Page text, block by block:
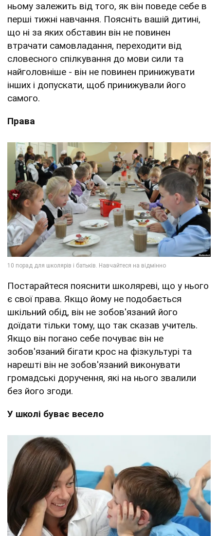
ньому залежить від того, як він поведе себе в
перші тижні навчання. Поясніть вашій дитині,
що ні за яких обставин він не повинен
втрачати самовладання, переходити від
словесного спілкування до мови сили та
найголовніше - він не повинен принижувати
інших і допускати, щоб принижували його
самого.
Права
Постарайтеся пояснити школяреві, що у нього
є свої права. Якщо йому не подобається
шкільний обід, він не зобов'язаний його
доїдати тільки тому, що так сказав учитель.
Якщо він погано себе почуває він не
зобов'язаний бігати крос на фізкультурі та
нарешті він не зобов'язаний виконувати
громадські доручення, які на нього звалили
без його згоди.
У школі буває весело